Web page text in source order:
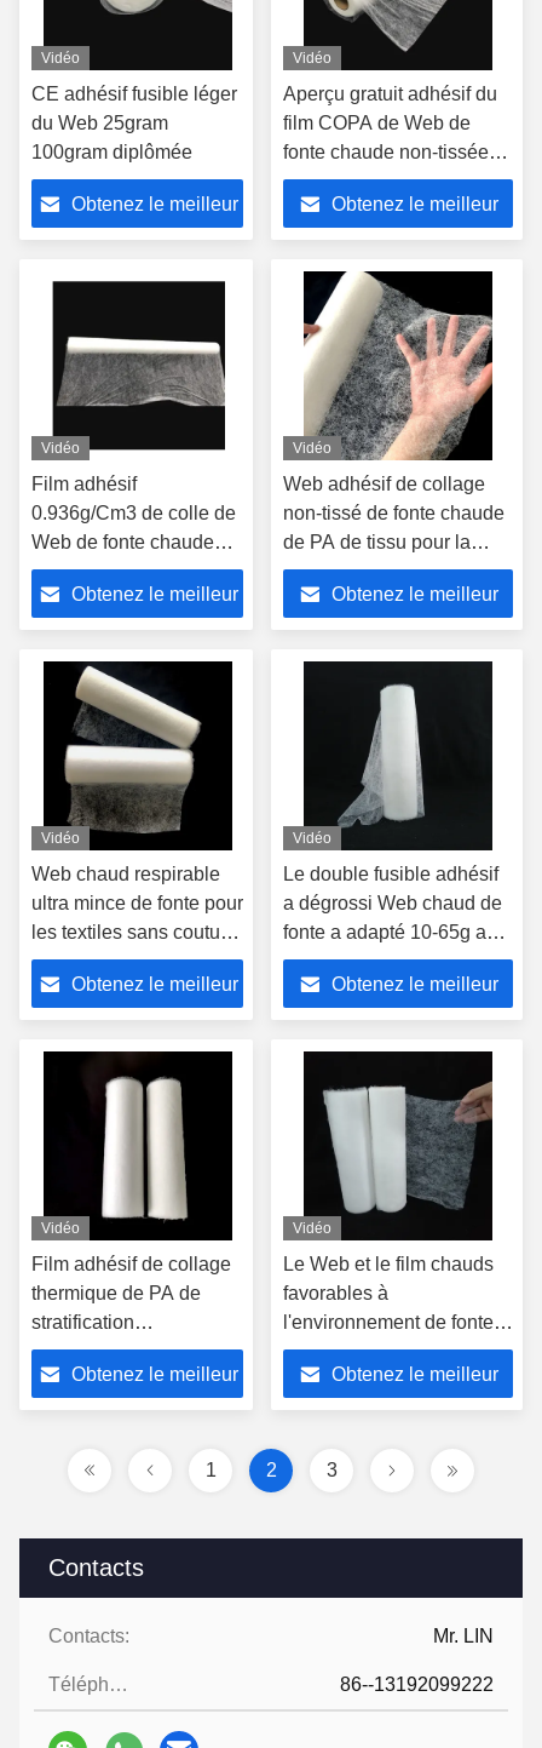
Contacts
Contacts: Mr. LIN
Téléphone: 86--13192099222
Vidéo
CE adhésif fusible léger
du Web 25gram
100gram diplômée
Obtenez le meilleur
Vidéo
Aperçu gratuit adhésif du
film COPA de Web de
fonte chaude non-tissée
de tissu pour le textile de
tissu Obtenez le meilleur
Vidéo
Film adhésif
0.936g/Cm3 de colle de
Web de fonte chaude
ultra mince pour la
correction de broderie
Obtenez le meilleur
Vidéo
Web adhésif de collage
non-tissé de fonte chaude
de PA de tissu pour la
stratification de vêtement
Obtenez le meilleur
Vidéo
Web chaud respirable
ultra mince de fonte pour
les textiles sans couture
de tissu de vêtements
Obtenez le meilleur
Vidéo
Le double fusible adhésif
a dégrossi Web chaud de
fonte a adapté 10-65g aux
besoins du client pour le
textileObtenez le meilleur
Vidéo
Film adhésif de collage
thermique de PA de
stratification
d'habillement de tissu
de Web de fonte chaude
Obtenez le meilleur
Vidéo
Le Web et le film chauds
favorables à
l'environnement de fonte
de PA pour l'aucun
cousent le collage
Obtenez le meilleur
1 2 3